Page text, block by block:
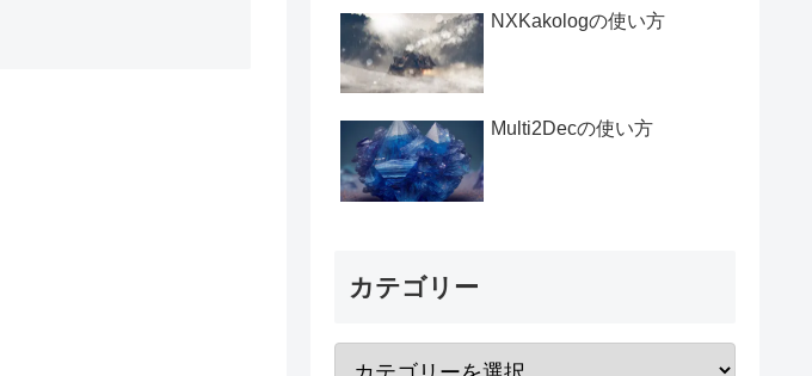
NXKakologの使い方
Multi2Decの使い方
カテゴリー